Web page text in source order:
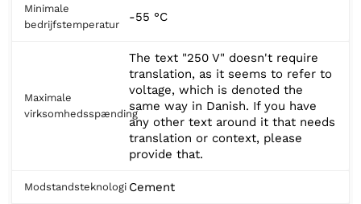
Minimale
bedrijfstemperatur
-55 °C
Maximale
virksomhedsspænding
The text "250 V" doesn't require
translation, as it seems to refer to
voltage, which is denoted the
same way in Danish. If you have
any other text around it that needs
translation or context, please
provide that.
Modstandsteknologi Cement